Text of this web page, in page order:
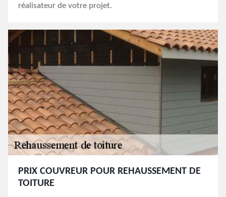
réalisateur de votre projet.
PRIX COUVREUR POUR REHAUSSEMENT DE
TOITURE